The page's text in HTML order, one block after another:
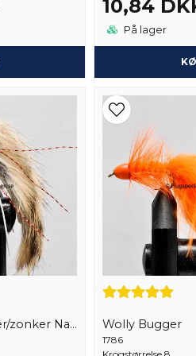
10,84
På lager
Conehead Muddler/zonker Naturell Wolly Bugger
1786